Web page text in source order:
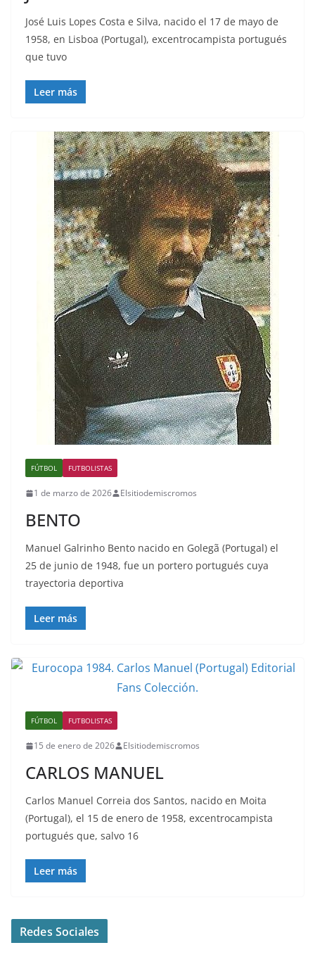
José Luis Lopes Costa e Silva, nacido el 17 de mayo de
1958, en Lisboa (Portugal), excentrocampista portugués
que tuvo
Leer más
FÚTBOL FUTBOLISTAS
1 de marzo de 2026 Elsitiodemiscromos
BENTO
Manuel Galrinho Bento nacido en Golegã (Portugal) el
25 de junio de 1948, fue un portero portugués cuya
trayectoria deportiva
Leer más
FÚTBOL FUTBOLISTAS
15 de enero de 2026 Elsitiodemiscromos
CARLOS MANUEL
Carlos Manuel Correia dos Santos, nacido en Moita
(Portugal), el 15 de enero de 1958, excentrocampista
portugués que, salvo 16
Leer más
Redes Sociales